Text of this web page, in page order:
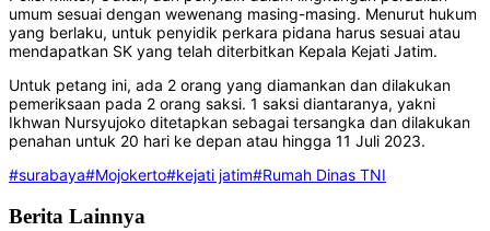
umum sesuai dengan wewenang masing-masing. Menurut hukum
yang berlaku, untuk penyidik perkara pidana harus sesuai atau
mendapatkan SK yang telah diterbitkan Kepala Kejati Jatim.
Untuk petang ini, ada 2 orang yang diamankan dan dilakukan
pemeriksaan pada 2 orang saksi. 1 saksi diantaranya, yakni
Ikhwan Nursyujoko ditetapkan sebagai tersangka dan dilakukan
penahan untuk 20 hari ke depan atau hingga 11 Juli 2023.
#surabaya#Mojokerto#kejati jatim#Rumah Dinas TNI
Berita Lainnya